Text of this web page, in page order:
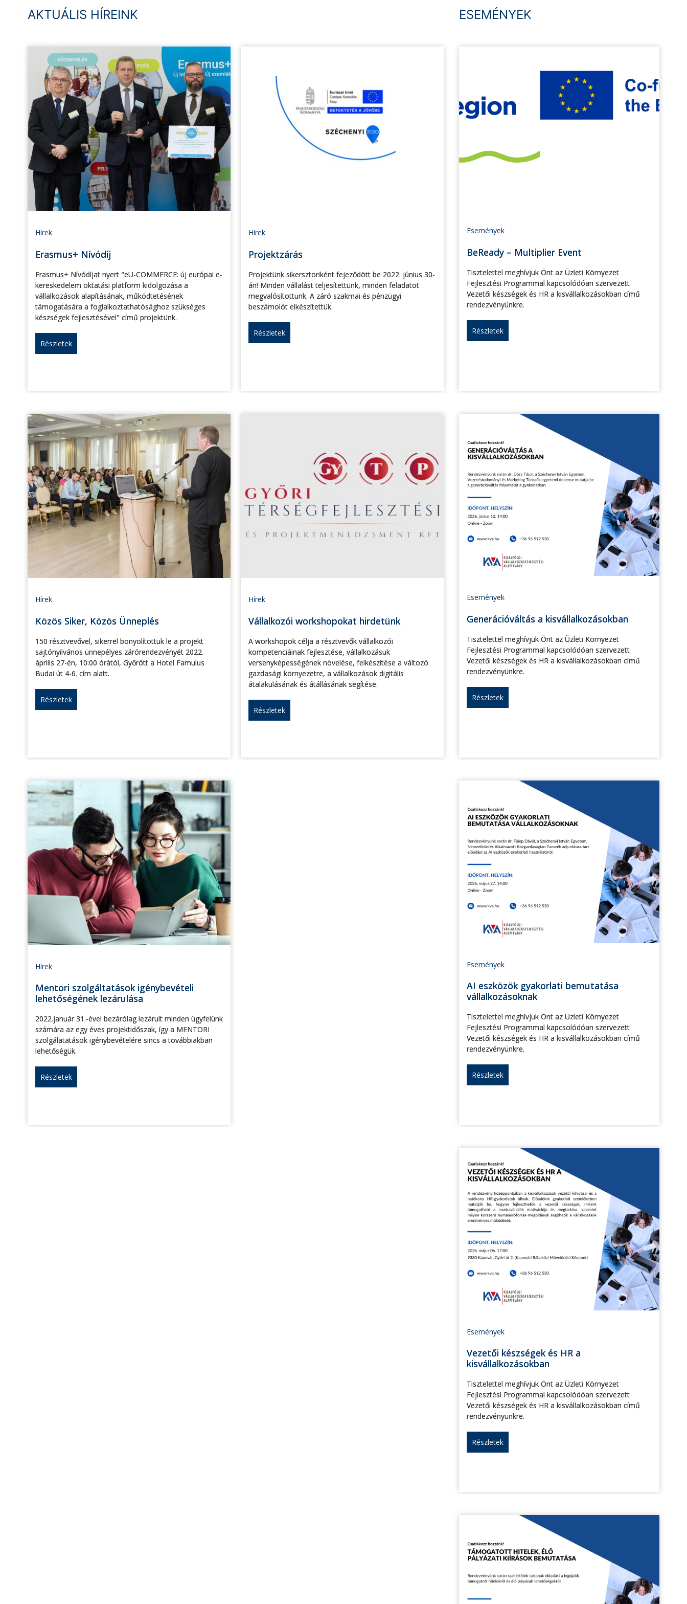
AKTUÁLIS HÍREINK
Hírek
Erasmus+ Nívódíj
Erasmus+ Nívódíjat nyert "eU-COMMERCE: új európai e-
kereskedelem oktatási platform kidolgozása a
vállalkozások alapításának, működtetésének
támogatására a foglalkoztathatósághoz szükséges
készségek fejlesztésével" című projektünk.
Részletek
Hírek
Projektzárás
Projektünk sikersztoriként fejeződött be 2022. június 30-
án! Minden vállalást teljesítettünk, minden feladatot
megvalósítottunk. A záró szakmai és pénzügyi
beszámolót elkészítettük.
Részletek
Hírek
Közös Siker, Közös Ünneplés
150 résztvevővel, sikerrel bonyolítottuk le a projekt
sajtónyilvános ünnepélyes zárórendezvényét 2022.
április 27-én, 10:00 órától, Győrött a Hotel Famulus
Budai út 4-6. cím alatt.
Részletek
Hírek
Vállalkozói workshopokat hirdetünk
A workshopok célja a résztvevők vállalkozói
kompetenciáinak fejlesztése, vállalkozásuk
versenyképességének növelése, felkészítése a változó
gazdasági környezetre, a vállalkozások digitális
átalakulásának és átállásának segítése.
Részletek
Hírek
Mentori szolgáltatások igénybevételi
lehetőségének lezárulása
2022.január 31.-ével bezárólag lezárult minden ügyfelünk
számára az egy éves projektidőszak, így a MENTORI
szolgálatatások igénybevételére sincs a továbbiakban
lehetőségük.
Részletek
ESEMÉNYEK
Események
BeReady – Multiplier Event
Tisztelettel meghívjuk Önt az Üzleti Környezet
Fejlesztési Programmal kapcsolódóan szervezett
Vezetői készségek és HR a kisvállalkozásokban című
rendezvényünkre.
Részletek
Események
Generációváltás a kisvállalkozásokban
Tisztelettel meghívjuk Önt az Üzleti Környezet
Fejlesztési Programmal kapcsolódóan szervezett
Vezetői készségek és HR a kisvállalkozásokban című
rendezvényünkre.
Részletek
Események
AI eszközök gyakorlati bemutatása
vállalkozásoknak
Tisztelettel meghívjuk Önt az Üzleti Környezet
Fejlesztési Programmal kapcsolódóan szervezett
Vezetői készségek és HR a kisvállalkozásokban című
rendezvényünkre.
Részletek
Események
Vezetői készségek és HR a
kisvállalkozásokban
Tisztelettel meghívjuk Önt az Üzleti Környezet
Fejlesztési Programmal kapcsolódóan szervezett
Vezetői készségek és HR a kisvállalkozásokban című
rendezvényünkre.
Részletek